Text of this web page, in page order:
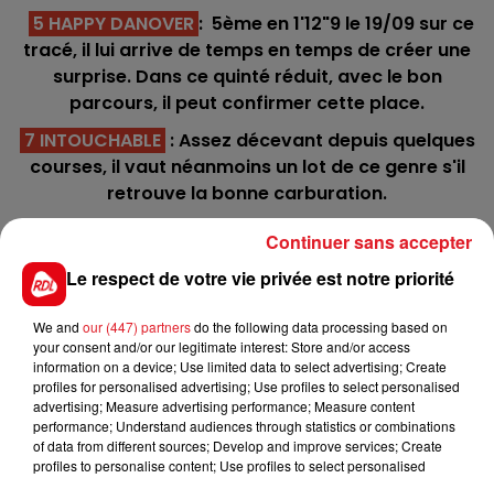
5 HAPPY DANOVER : 5ème en 1'12"9 le 19/09 sur ce
tracé, il lui arrive de temps en temps de créer une
surprise. Dans ce quinté réduit, avec le bon
parcours, il peut confirmer cette place.
7 INTOUCHABLE : Assez décevant depuis quelques
courses, il vaut néanmoins un lot de ce genre s'il
retrouve la bonne carburation.
: Aprés plusieurs revers, elle vient de
refaire surface en prenant un accessit à Angers sur
3125 m. Sur ce qu'elle a fait de mieux, elle peut
fermer la bonne combinaison de ce quinté.
******
En direct des pistes :
Compiègne (R4) :Ecurie Graffard: 102 STUPEFIANTE -
209 PLENTY BLACK - 301 ARKENSTONE - 408 WHITE
Le respect de votre vie privée est notre priorité
We and our (447) partnersdo the following data processing based on
your consent and/or our legitimate interest: Store and/or access
information on a device; Use limited data to select advertising; Create
profiles for personalised advertising; Use profiles to select personalised
advertising; Measure advertising performance; Measure content
performance; Understand audiences through statistics or combinations
of data from different sources; Develop and improve services; Create
profiles to personalise content; Use profiles to select personalised
Continuer sans accepter